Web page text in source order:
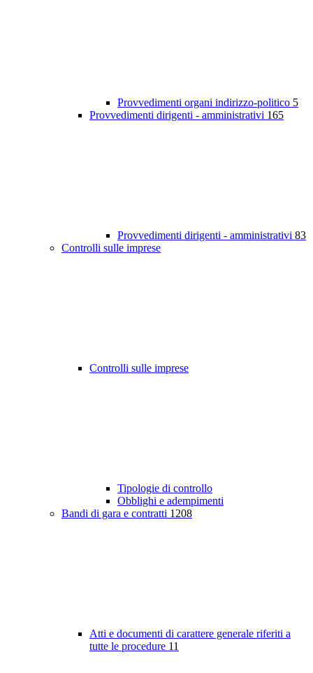
Provvedimenti organi indirizzo-politico 5
Provvedimenti dirigenti - amministrativi 165
Provvedimenti dirigenti - amministrativi 83
Controlli sulle imprese
Controlli sulle imprese
Tipologie di controllo
Obblighi e adempimenti
Bandi di gara e contratti 1208
Atti e documenti di carattere generale riferiti a
tutte le procedure 11